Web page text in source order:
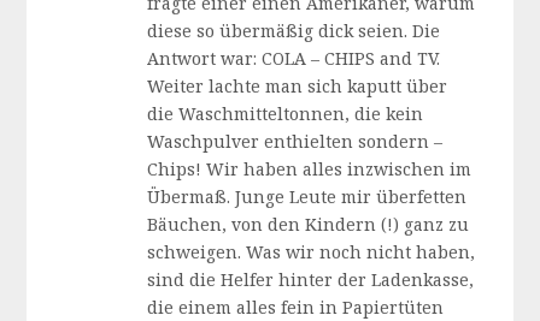
diese so übermäßig dick seien. Die
Antwort war: COLA – CHIPS and TV.
Weiter lachte man sich kaputt über
die Waschmitteltonnen, die kein
Waschpulver enthielten sondern –
Chips! Wir haben alles inzwischen im
Übermaß. Junge Leute mir überfetten
Bäuchen, von den Kindern (!) ganz zu
schweigen. Was wir noch nicht haben,
sind die Helfer hinter der Ladenkasse,
die einem alles fein in Papiertüten